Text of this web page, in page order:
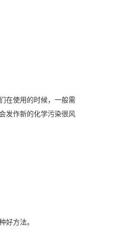
在使用的时候，一般需
发作新的化学污染很风
好方法。